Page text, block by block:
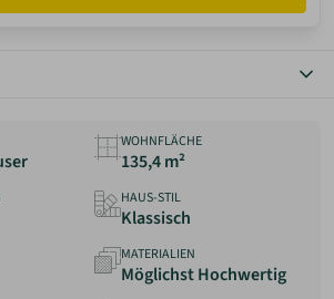
WOHNFLÄCHE
135,4 m²
HAUS-STIL
Klassisch
MATERIALIEN
Möglichst Hochwertig